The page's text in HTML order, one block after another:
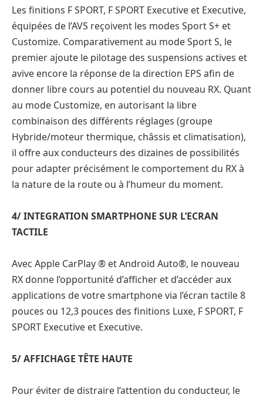
Les finitions F SPORT, F SPORT Executive et Executive,
équipées de l’AVS reçoivent les modes Sport S+ et
Customize. Comparativement au mode Sport S, le
premier ajoute le pilotage des suspensions actives et
avive encore la réponse de la direction EPS afin de
donner libre cours au potentiel du nouveau RX. Quant
au mode Customize, en autorisant la libre
combinaison des différents réglages (groupe
Hybride/moteur thermique, châssis et climatisation),
il offre aux conducteurs des dizaines de possibilités
pour adapter précisément le comportement du RX à
la nature de la route ou à l’humeur du moment.
4/ INTEGRATION SMARTPHONE SUR L’ECRAN
TACTILE
Avec Apple CarPlay ® et Android Auto®, le nouveau
RX donne l’opportunité d’afficher et d’accéder aux
applications de votre smartphone via l’écran tactile 8
pouces ou 12,3 pouces des finitions Luxe, F SPORT, F
SPORT Executive et Executive.
5/ AFFICHAGE TÊTE HAUTE
Pour éviter de distraire l’attention du conducteur, le